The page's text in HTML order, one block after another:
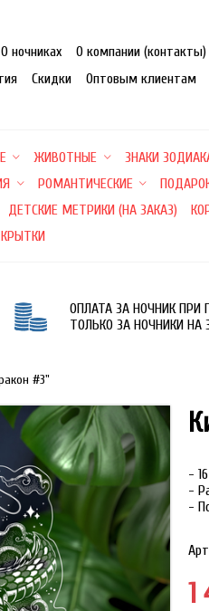
О ночниках О компании (контакты)
Скидки Оптовым клиентам
ЖИВОТНЫЕ ЗНАКИ
РОМАНТИЧЕСКИЕ
ДЕТСКИЕ МЕТРИКИ (НА ЗАКАЗ)
ОПЛАТА ЗА НОЧНИК ПРИ
ТОЛЬКО ЗА НОЧНИКИ НА
#3"
-
-
-
1